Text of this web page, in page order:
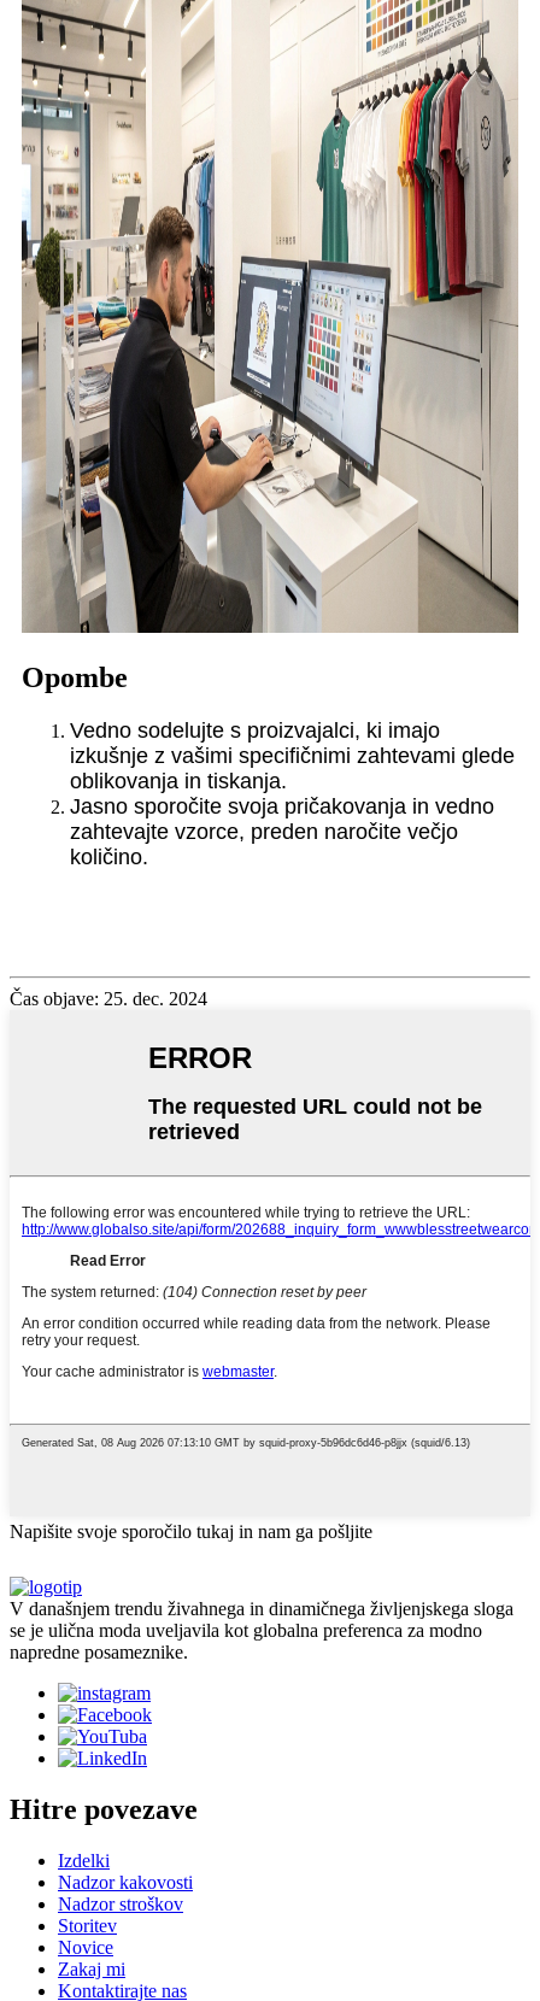
Opombe
Vedno sodelujte s proizvajalci, ki imajo
izkušnje z vašimi specifičnimi zahtevami glede
oblikovanja in tiskanja.
Jasno sporočite svoja pričakovanja in vedno
zahtevajte vzorce, preden naročite večjo
količino.
Čas objave: 25. dec. 2024
Napišite svoje sporočilo tukaj in nam ga pošljite
V današnjem trendu živahnega in dinamičnega življenjskega sloga
se je ulična moda uveljavila kot globalna preferenca za modno
napredne posameznike.
Hitre povezave
Izdelki
Nadzor kakovosti
Nadzor stroškov
Storitev
Novice
Zakaj mi
Kontaktirajte nas